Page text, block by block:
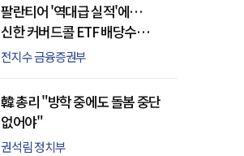
팔란티어 '역대급 실적'에…
신한 커버드콜 ETF 배당수익률
1위
전지수 금융증권부
韓 총리 "방학 중에도 돌봄 중단
없어야"
권석림 정치부